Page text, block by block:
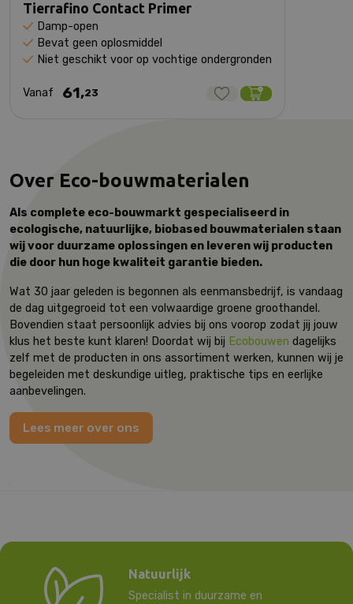
Tierrafino Contact Primer
Damp-open
Bevat geen oplosmiddel
Niet geschikt voor op vochtige ondergronden
Vanaf 61,23
Over Eco-bouwmaterialen
Als complete eco-bouwmarkt gespecialiseerd in
ecologische, natuurlijke, biobased bouwmaterialen staan
wij voor duurzame oplossingen en leveren wij producten
die door hun hoge kwaliteit garantie bieden.
Wat 30 jaar geleden is begonnen als eenmansbedrijf, is vandaag
de dag uitgegroeid tot een volwaardige groene groothandel.
Bovendien staat persoonlijk advies bij ons voorop zodat jij jouw
klus het beste kunt klaren! Doordat wij bij Ecobouwen dagelijks
zelf met de producten in ons assortiment werken, kunnen wij je
begeleiden met deskundige uitleg, praktische tips en eerlijke
aanbevelingen.
Lees meer over ons
Natuurlijk
Specialist in duurzame en